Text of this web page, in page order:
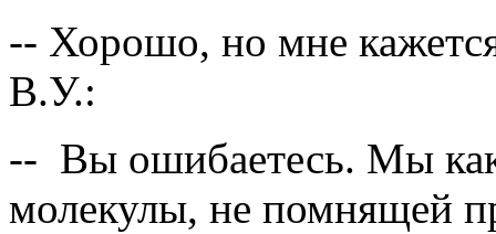
-- Хорошо, но мне
В.У.:
-- Вы ошибаетесь. Мы
молекулы, не помнящей